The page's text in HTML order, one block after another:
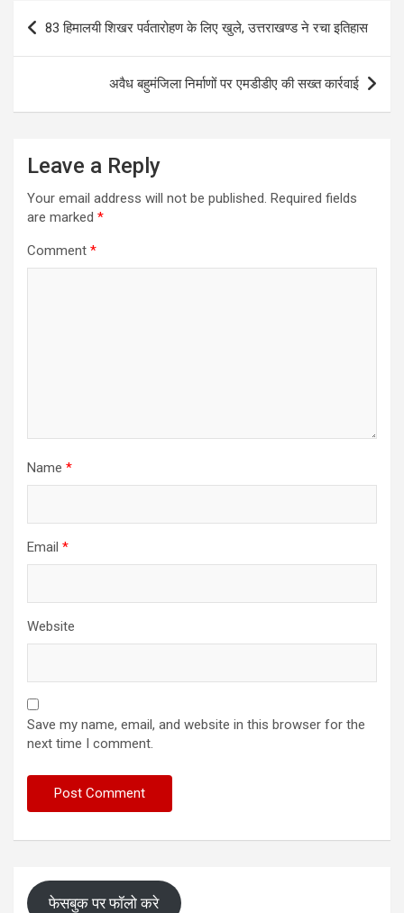
Post
navigation
83 हिमालयी शिखर पर्वतारोहण के लिए खुले, उत्तराखण्ड ने रचा इतिहास
अवैध बहुमंजिला निर्माणों पर एमडीडीए की सख्त कार्रवाई
Leave a Reply
Your email address will not be published. Required fields
are marked *
Comment *
Name *
Email *
Website
Save my name, email, and website in this browser for the
next time I comment.
फेसबुक पर फॉलो करे